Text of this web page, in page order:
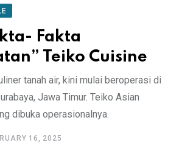
Fakta
Teiko Cuisine
tanah air, kini mulai beroperasi di
Jawa Timur. Teiko Asian
dibuka operasionalnya.
16, 2025